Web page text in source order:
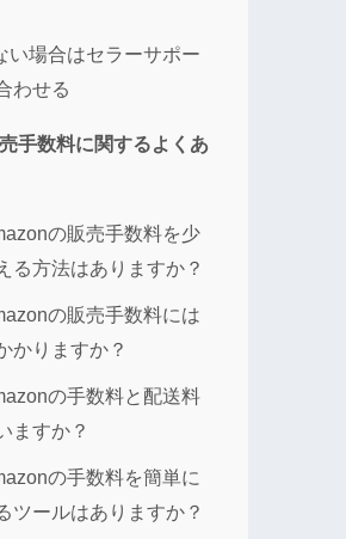
い場合はセラーサポー
わせる
手数料に関するよくあ
の販売手数料を少
る方法はありますか？
の販売手数料には
かりますか？
の手数料と配送料
ますか？
の手数料を簡単に
ツールはありますか？